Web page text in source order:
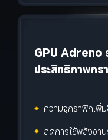
GPU Adreno
ประสิทธิภาพก
ความจุกราฟิกเพิ่
ลดการใช้พลังงา